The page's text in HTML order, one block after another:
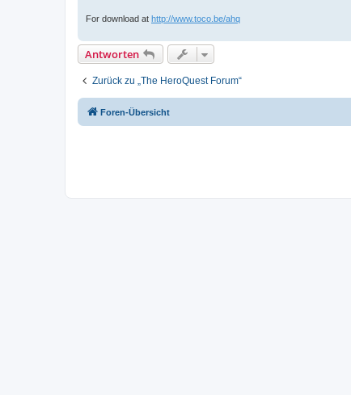
For download at http://www.toco.be/ahq
Antworten
Zurück zu „The HeroQuest Forum“
Foren-Übersicht